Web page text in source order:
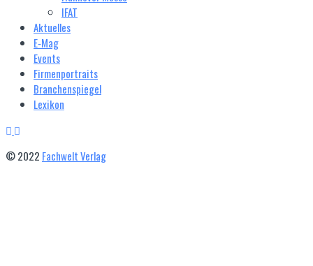
IFAT
Aktuelles
E‑Mag
Events
Firmenportraits
Branchenspiegel
Lexikon
© 2022 Fachwelt Verlag